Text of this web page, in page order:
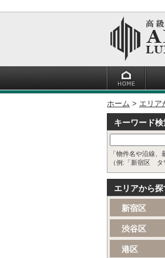
ホーム エリア
キーワード検
「物件名や沿線、
（例:「新宿区 タ
エリアから探
新宿区
渋谷区
港区